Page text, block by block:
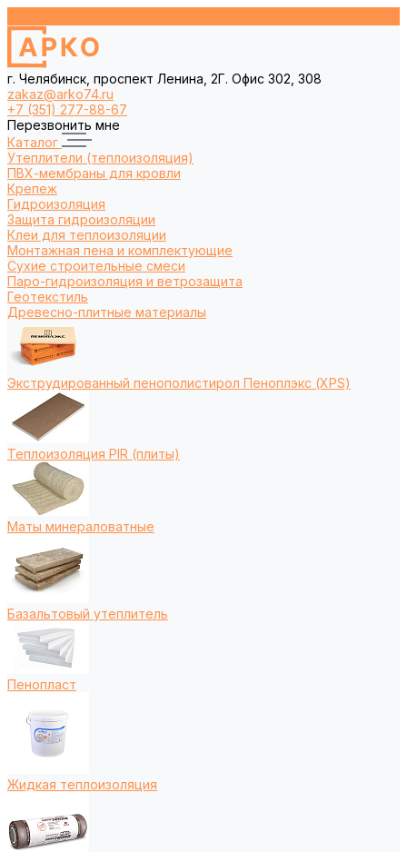
г. Челябинск, проспект Ленина, 2Г. Офис 302, 308
zakaz@arko74.ru
+7 (351) 277-88-67
Перезвонить мне
Каталог
Утеплители (теплоизоляция)
ПВХ-мембраны для кровли
Крепеж
Гидроизоляция
Защита гидроизоляции
Клеи для теплоизоляции
Монтажная пена и комплектующие
Сухие строительные смеси
Паро-гидроизоляция и ветрозащита
Геотекстиль
Древесно-плитные материалы
Экструдированный пенополистирол Пеноплэкс (XPS)
Теплоизоляция PIR (плиты)
Маты минераловатные
Базальтовый утеплитель
Пенопласт
Жидкая теплоизоляция